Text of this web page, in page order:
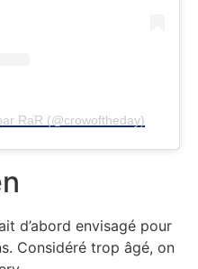
d’abord envisagé pour
Considéré trop âgé, on
RaR (@crowoftheday)